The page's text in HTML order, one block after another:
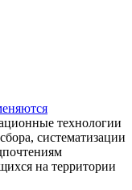
технологии
систематизации
на территории